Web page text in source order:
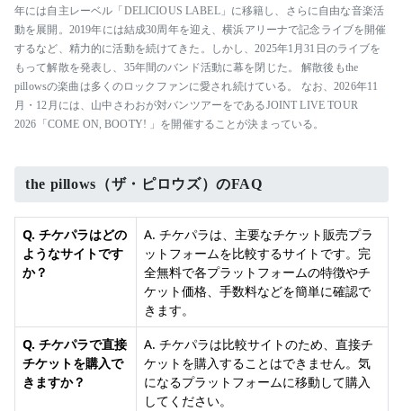
年には自主レーベル「DELICIOUS LABEL」に移籍し、さらに自由な音楽活
動を展開。2019年には結成30周年を迎え、横浜アリーナで記念ライブを開催
するなど、精力的に活動を続けてきた。しかし、2025年1月31日のライブを
もって解散を発表し、35年間のバンド活動に幕を閉じた。 解散後もthe
pillowsの楽曲は多くのロックファンに愛され続けている。 なお、2026年11
月・12月には、山中さわおが対バンツアーをであるJOINT LIVE TOUR
2026「COME ON, BOOTY! 」を開催することが決まっている。
the pillows（ザ・ピロウズ）のFAQ
Q. チケパラはどの
ようなサイトです
か？
A. チケパラは、主要なチケット販売プラ
ットフォームを比較するサイトです。完
全無料で各プラットフォームの特徴やチ
ケット価格、手数料などを簡単に確認で
きます。
Q. チケパラで直接
チケットを購入で
きますか？
A. チケパラは比較サイトのため、直接チ
ケットを購入することはできません。気
になるプラットフォームに移動して購入
してください。